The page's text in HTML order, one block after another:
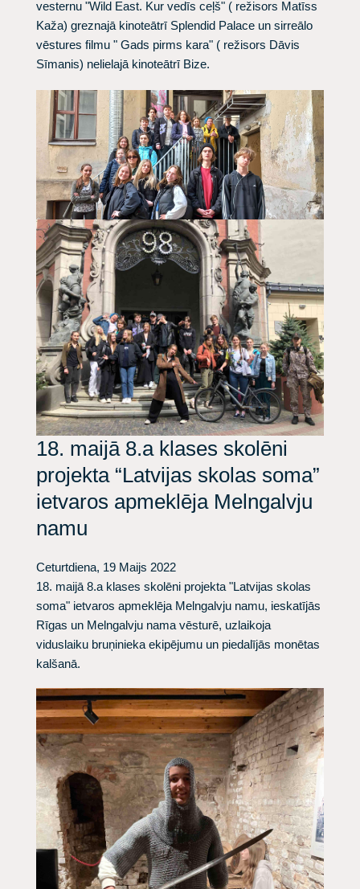
vesternu "Wild East. Kur vedīs ceļš" ( režisors Matīss
Kaža) greznajā kinoteātrī Splendid Palace un sirreālo
vēstures filmu " Gads pirms kara" ( režisors Dāvis
Sīmanis) nelielajā kinoteātrī Bize.
18. maijā 8.a klases skolēni
projekta “Latvijas skolas soma”
ietvaros apmeklēja Melngalvju
namu
Ceturtdiena, 19 Maijs 2022
18. maijā 8.a klases skolēni projekta "Latvijas skolas
soma" ietvaros apmeklēja Melngalvju namu, ieskatījās
Rīgas un Melngalvju nama vēsturē, uzlaikoja
viduslaiku bruņinieka ekipējumu un piedalījās monētas
kalšanā.